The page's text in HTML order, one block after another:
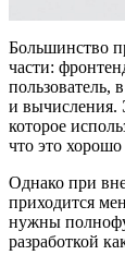
Большинство
части:
пользователь,
и вычисления.
которое
что это хорошо
Однако при
приходится
нужны
разработкой